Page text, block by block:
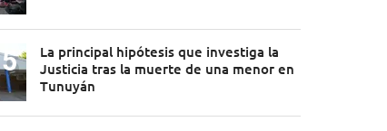
La principal hipótesis que investiga la
Justicia tras la muerte de una menor en
Tunuyán